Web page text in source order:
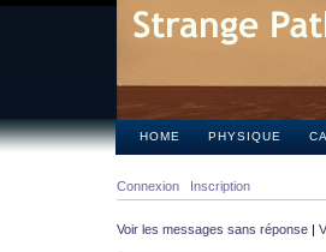
HOME PHYSIQUE
Connexion Inscription
Voir les messages sans réponse |